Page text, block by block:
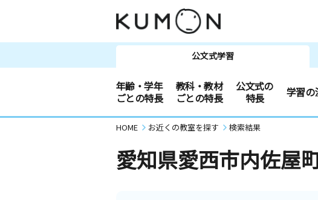
公文式学習
年齢・学年
ごとの特長
教科・教材
ごとの特長
公文式の
特長
学習の
HOME お近くの教室を探す 検索結果
愛知県愛西市内佐屋